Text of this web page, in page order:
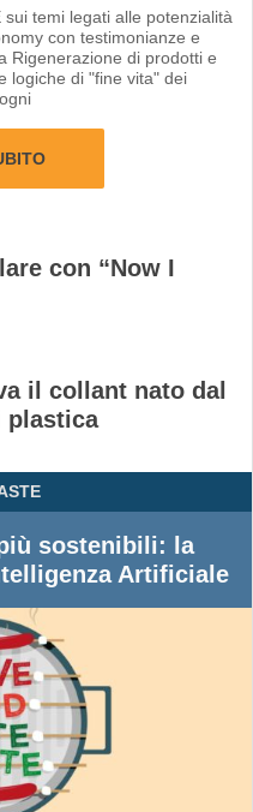
temi legati alle potenzialità
con testimonianze e
Rigenerazione di prodotti e
logiche di "fine vita" dei
con “Now I
il collant nato dal
plastica
sostenibili: la
Artificiale